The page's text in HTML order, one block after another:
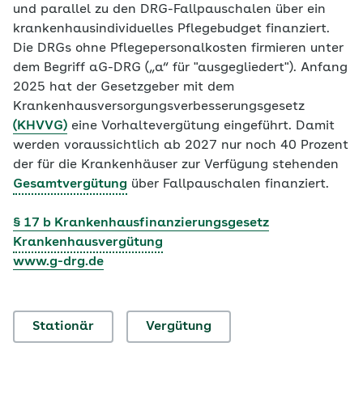
und parallel zu den DRG-Fallpauschalen über ein
krankenhausindividuelles Pflegebudget finanziert.
Die DRGs ohne Pflegepersonalkosten firmieren unter
dem Begriff aG-DRG („a“ für "ausgegliedert"). Anfang
2025 hat der Gesetzgeber mit dem
Krankenhausversorgungsverbesserungsgesetz
(KHVVG) eine Vorhaltevergütung eingeführt. Damit
werden voraussichtlich ab 2027 nur noch 40 Prozent
der für die Krankenhäuser zur Verfügung stehenden
Gesamtvergütung über Fallpauschalen finanziert.
§ 17 b Krankenhausfinanzierungsgesetz
Krankenhausvergütung
www.g-drg.de
Stationär Vergütung